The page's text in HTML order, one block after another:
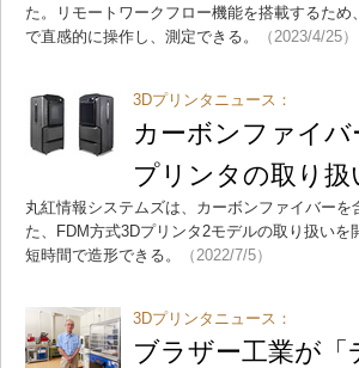
た。リモートワークフロー機能を搭載するた
で直感的に操作し、測定できる。
（2023/4/25）
3Dプリンタニュース：
カーボンファイバ
プリンタの取り扱
丸紅情報システムズは、カーボンファイバー
た、FDM方式3Dプリンタ2モデルの取り扱い
短時間で造形できる。
（2022/7/5）
3Dプリンタニュース：
ブラザー工業が